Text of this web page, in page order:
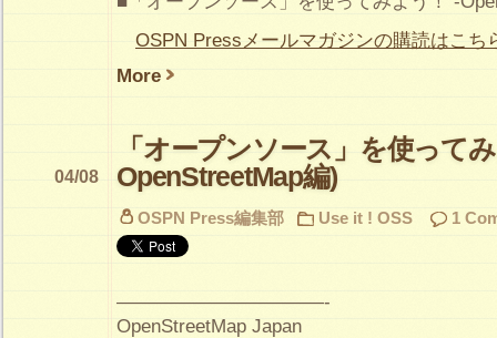
OSPN Pressメールマガジンの購読はこち
More
「オープンソース」を使って
OpenStreetMap編)
04/08
OSPN Press編集部 Use it ! OSS 1
———————————-
OpenStreetMap Japan